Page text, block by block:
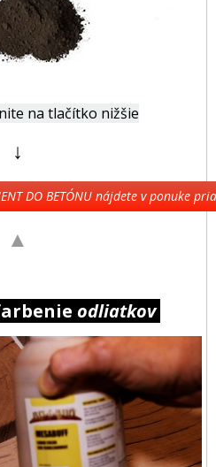
na tlačítko nižšie
↓
DO BETÓNU nájdete v ponuke
▲
odliatkov